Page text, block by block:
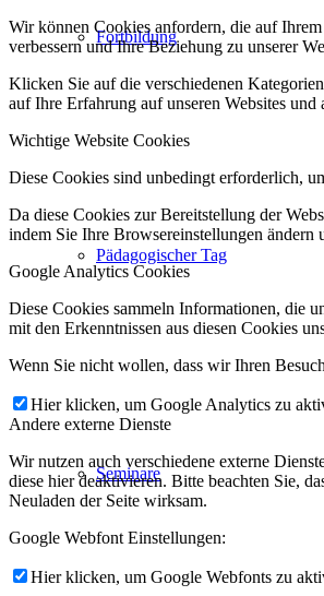
Fortbildung
Pädagogischer Tag
Seminare
Wir können Cookies anfordern, die auf
verbessern und Ihre Beziehung zu unserer
Klicken Sie auf die verschiedenen
auf Ihre Erfahrung auf unseren Websites
Wichtige Website Cookies
Diese Cookies sind unbedingt erforderlich,
Da diese Cookies zur Bereitstellung der
indem Sie Ihre Browsereinstellungen
Google Analytics Cookies
Diese Cookies sammeln Informationen, die
mit den Erkenntnissen aus diesen Cookies
Wenn Sie nicht wollen, dass wir Ihren
Hier klicken, um Google Analytics zu
Andere externe Dienste
Wir nutzen auch verschiedene externe
diese hier deaktivieren. Bitte beachten Sie,
Neuladen der Seite wirksam.
Google Webfont Einstellungen:
Hier klicken, um Google Webfonts zu